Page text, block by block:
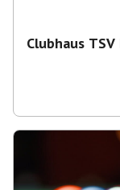
Clubhaus